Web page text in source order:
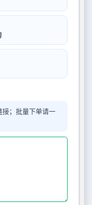
；批量下单请一